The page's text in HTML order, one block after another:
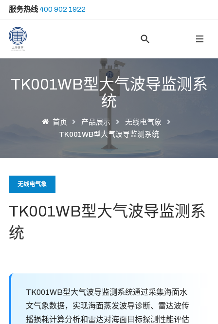
服务热线 400 902 1922
TK001WB型大气波导监测系
统
首页 产品展示
无线电气象
TK001WB型大气波导监测系统
无线电气象
TK001WB型大气波导监测系
统
TK001WB型大气波导监测系统通过采集海面水
文气象数据，实现海面蒸发波导诊断、雷达波传
播损耗计算分析和雷达对海面目标探测性能评估